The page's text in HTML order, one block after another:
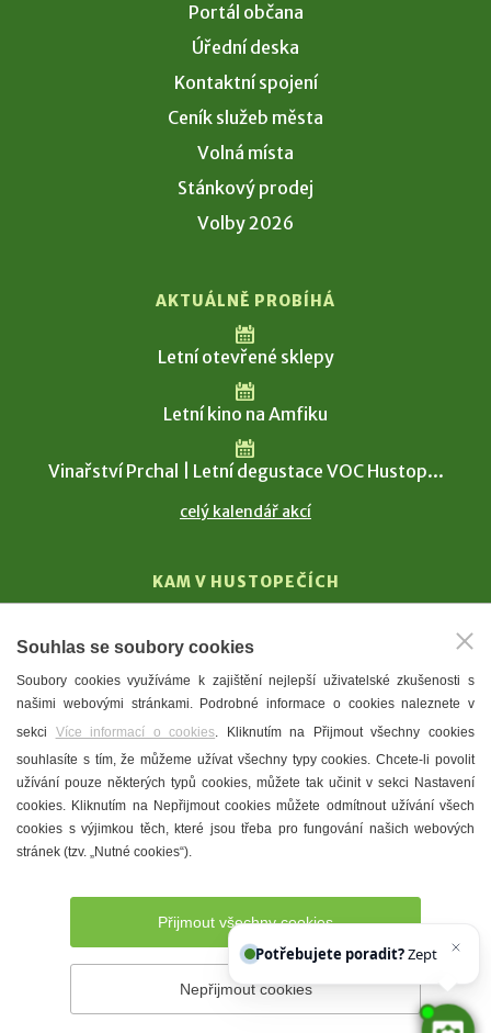
Portál občana
Úřední deska
Kontaktní spojení
Ceník služeb města
Volná místa
Stánkový prodej
Volby 2026
AKTUÁLNĚ PROBÍHÁ
Letní otevřené sklepy
Letní kino na Amfiku
Vinařství Prchal | Letní degustace VOC Hustop...
celý kalendář akcí
KAM V HUSTOPEČÍCH
T. G. Masaryk
Mandloně
Ubytování
Restaurace
Městské muzeum a galerie
Denní meníčka
Prohlášení o přístupnosti Správce webu
Souhlas se soubory cookies
Soubory cookies využíváme k zajištění nejlepší uživatelské zkušenosti s
našimi webovými stránkami. Podrobné informace o cookies naleznete v
sekci Více informací o cookies. Kliknutím na Přijmout všechny cookies
souhlasíte s tím, že můžeme užívat všechny typy cookies. Chcete-li povolit
užívání pouze některých typů cookies, můžete tak učinit v sekci Nastavení
cookies. Kliknutím na Nepřijmout cookies můžete odmítnout užívání všech
cookies s výjimkou těch, které jsou třeba pro fungování našich webových
stránek (tzv. „Nutné cookies“).
Přijmout všechny cookies
Nepřijmout cookies
Potřebujete poradit?Zeptejte se n